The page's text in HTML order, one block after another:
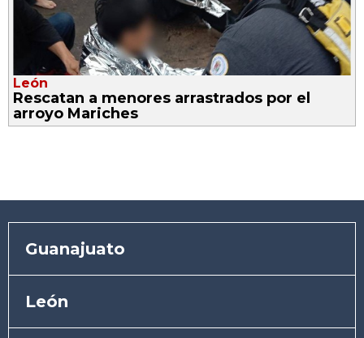
León
Rescatan a menores arrastrados por el
arroyo Mariches
Guanajuato
León